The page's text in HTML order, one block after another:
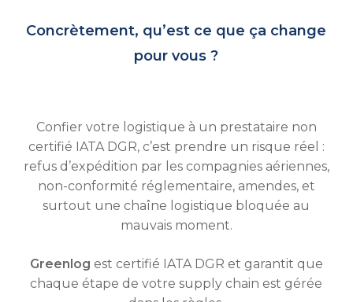
Concrètement, qu’est ce que ça change
pour vous ?
Confier votre logistique à un prestataire non
certifié IATA DGR, c’est prendre un risque réel :
refus d’expédition par les compagnies aériennes,
non-conformité réglementaire, amendes, et
surtout une chaîne logistique bloquée au
mauvais moment.
Greenlog est certifié IATA DGR et garantit que
chaque étape de votre supply chain est gérée